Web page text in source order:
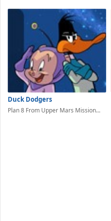
Duck Dodgers
Plan 8 From Upper Mars Mission...